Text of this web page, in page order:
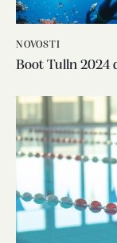
NOVOSTI
Boot Tulln 2024